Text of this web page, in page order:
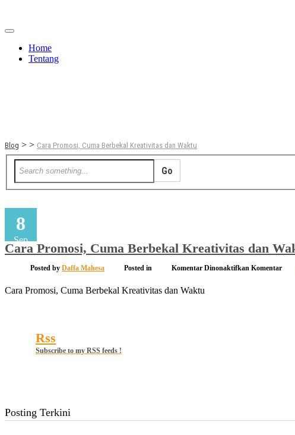
Home
Tentang
Blog > > Cara Promosi, Cuma Berbekal Kreativitas dan Waktu
8
Sep
Cara Promosi, Cuma Berbekal Kreativitas dan
Posted by Daffa Mahesa Posted in Komentar Dinonaktifkan pada
Komentar
Cara Promosi, Cuma Berbekal Kreativitas dan Waktu
Rss
Subscribe to my RSS feeds !
Posting Terkini